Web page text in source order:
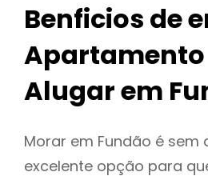
Benficios de
Apartamento
Alugar em
Morar em Fundão é sem
excelente opção para